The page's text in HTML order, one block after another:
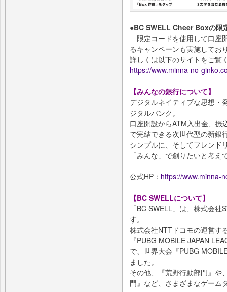
●BC SWELL Cheer Boxの限
限定コードを使用して口座
るキャンペーンも実施してお
詳しくは以下のサイトをご覧
https://www.minna-no-
【みんなの銀行について】
デジタルネイティブな思想・
ジタルバンク。
口座開設からATM入出金、振
で完結できる次世代型の新銀
シンプルに、そしてフレンド
「みんな」で創りたいと考え
公式HP： https://www.minna-
【BC SWELLについて】
「BC SWELL」は、株式会
す。
株式会社NTTドコモの運営す
『PUBG MOBILE JAPAN
で、世界大会『PUBG
ました。
その他、『荒野行動部門』や
門』など、さまざまなゲーム